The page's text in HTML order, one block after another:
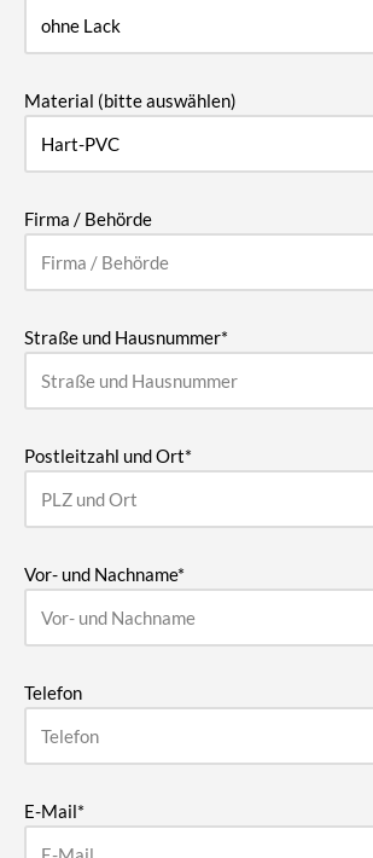
Material (bitte auswählen)
Firma / Behörde
Straße und Hausnummer*
Postleitzahl und Ort*
Vor- und Nachname*
Telefon
E-Mail*